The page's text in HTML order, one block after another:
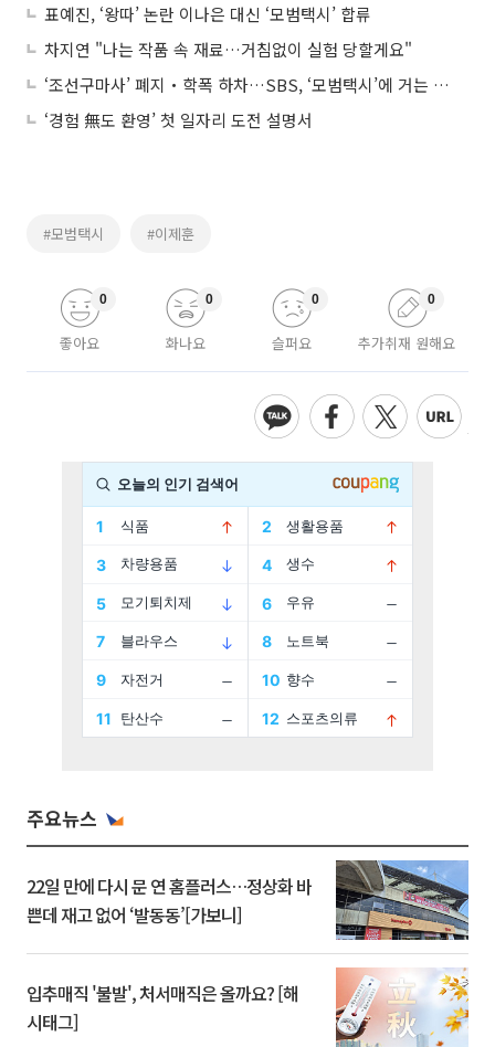
표예진, ‘왕따’ 논란 이나은 대신 ‘모범택시’ 합류
차지연 "나는 작품 속 재료…거침없이 실험 당할게요"
‘조선구마사’ 폐지‧학폭 하차…SBS, ‘모범택시’에 거는 기대
‘경험 無도 환영’ 첫 일자리 도전 설명서
#모범택시 #이제훈
좋아요
0
화나요
0
슬퍼요
0
추가취재 원해요
0
주요뉴스
22일 만에 다시 문 연 홈플러스…정상화 바
쁜데 재고 없어 ‘발동동’[가보니]
입추매직 '불발', 처서매직은 올까요? [해
시태그]